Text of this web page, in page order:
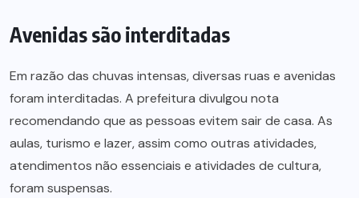
Avenidas são interditadas
Em razão das chuvas intensas, diversas ruas e avenidas
foram interditadas. A prefeitura divulgou nota
recomendando que as pessoas evitem sair de casa. As
aulas, turismo e lazer, assim como outras atividades,
atendimentos não essenciais e atividades de cultura,
foram suspensas.